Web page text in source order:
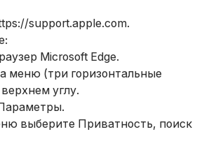
support.apple.com.
Microsoft Edge.
меню (три горизонтальные
углу.
выберите Приватность, поиск